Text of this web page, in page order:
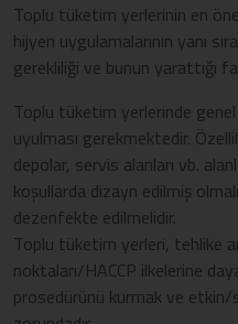
Toplu tüketim yerlerinin en
hijyen uygulamalarının yanı
gerekliliği ve bunun yarattığı
Toplu tüketim yerlerinde genel
uyulması gerekmektedir.
depolar, servis alanları vb.
koşullarda dizayn edilmiş
dezenfekte edilmelidir.
Toplu tüketim yerleri, tehlike
noktaları/HACCP ilkelerine
prosedürünü kurmak ve